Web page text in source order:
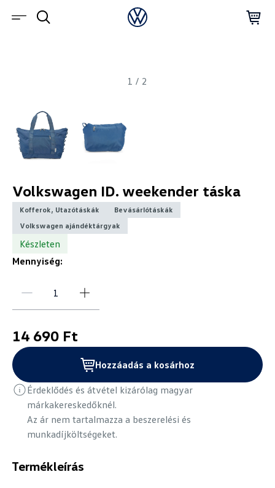
1 / 2
Termékleírás
Volkswagen ID. weekender táska
Kofferok, Utazótáskák
Bevásárlótáskák
Volkswagen ajándéktárgyak
Készleten
Mennyiség:
14 690 Ft
Hozzáadás a kosárhoz
Érdeklődés és átvétel kizárólag magyar
márkakereskedőknél.
Az ár nem tartalmazza a beszerelési és
munkadíjköltségeket.